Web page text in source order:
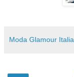
Moda Glamour Italia